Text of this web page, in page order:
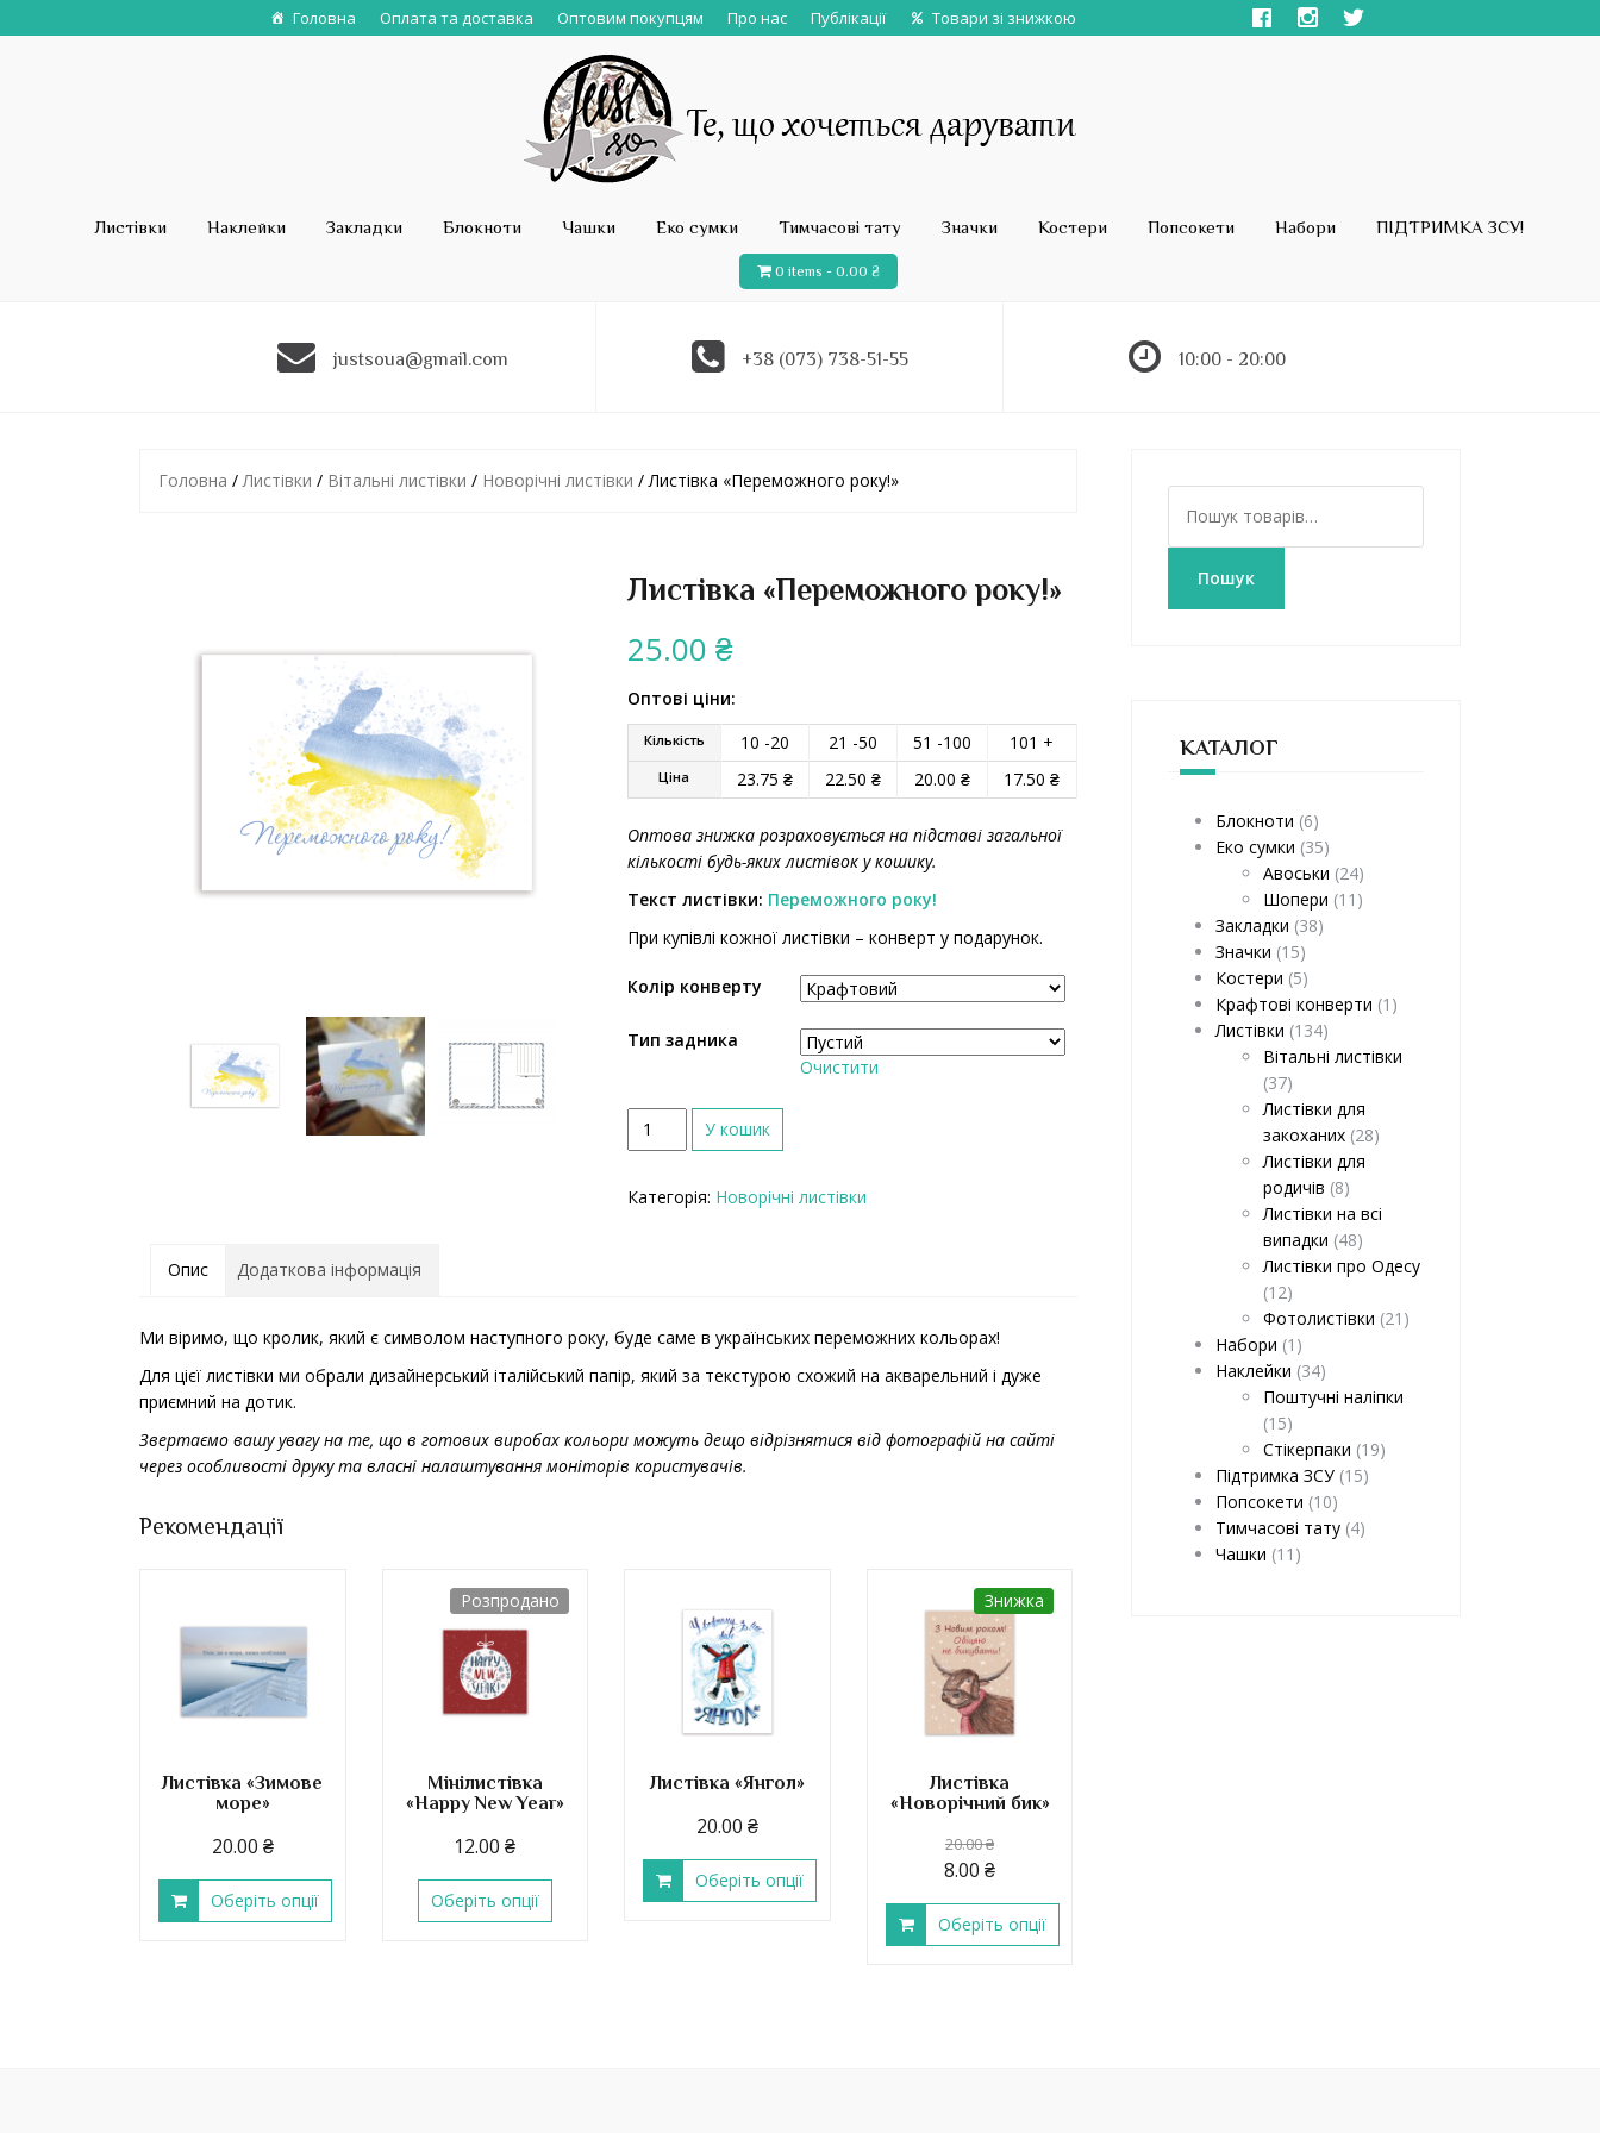
Головна Оплата та доставка Оптовим покупцям Про нас Публікації Товари зі знижкою
Листівки Наклейки Закладки Блокноти Чашки Еко сумки Тимчасові тату Значки Костери Попсокети Набори ПІДТРИМКА ЗСУ!
0 items - 0.00 ₴
justsoua@gmail.com +38 (073) 738-51-55 10:00 - 20:00
Головна /Листівки / Вітальні листівки / Новорічні листівки / Листівка «Переможного року!»
Листівка «Переможного року!»
25.00 ₴
Оптові ціни:
Кількість 10 -20 21 -50 51 -100 101 +
Ціна 23.75 ₴ 22.50 ₴ 20.00 ₴ 17.50 ₴
Оптова знижка розраховується на підставі загальної
кількості будь-яких листівок у кошику.
Текст листівки: Переможного року!
При купівлі кожної листівки – конверт у подарунок.
Колір конверту
Тип задника
Очистити
і
ь
ь
У кошик
Категорія: Новорічні листівки
Опис Додаткова інформація
Ми віримо, що кролик, який є символом наступного року, буде саме в українських переможних кольорах!
Для цієї листівки ми обрали дизайнерський італійський папір, який за текстурою схожий на акварельний і дуже
приємний на дотик.
Звертаємо вашу увагу на те, що в готових виробах кольори можуть дещо відрізнятися від фотографій на сайті
через особливості друку та власні налаштування моніторів користувачів.
Рекомендації
Листівка «Зимове
море»
20.00 ₴
Оберіть опції
Розпродано
Мінілистівка
«Happy New Year»
12.00₴
Оберіть опції
Листівка «Янгол»
20.00 ₴
Оберіть опції
Знижка
Листівка
«Новорічний бик»
20.00₴
8.00 ₴
Оберіть опції
к
Пошук
КАТАЛОГ
Блокноти (6)
Еко сумки (35)
Авоськи (24)
Шопери (11)
Закладки (38)
Значки (15)
Костери (5)
Крафтові конверти (1)
Листівки (134)
Вітальні листівки
(37)
Листівки для
закоханих (28)
Листівки для
родичів (8)
Листівки на всі
випадки (48)
Листівки про Одесу
(12)
Фотолистівки (21)
Набори (1)
Наклейки (34)
Поштучні наліпки
(15)
Стікерпаки (19)
Підтримка ЗСУ (15)
Попсокети (10)
Тимчасові тату (4)
Чашки (11)